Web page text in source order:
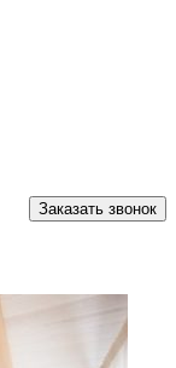
Заказать звонок